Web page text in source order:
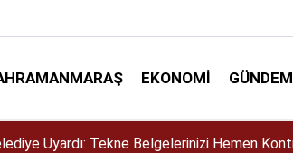
EKONOMI GÜNDEM
En Zorlu Etap Tamamlandı!